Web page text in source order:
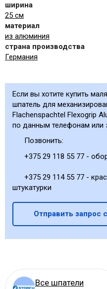
ширина
25 см
материал
из алюминия
страна производства
Германия
Если вы хотите купить
шпатель для
Flachenspachtel Flexogrip
по данным телефонам или
Позвонить:
+375 29 118 55 77 -
+375 29 114 55 77 -
штукатурки
Отправить запрос
Все шпатели